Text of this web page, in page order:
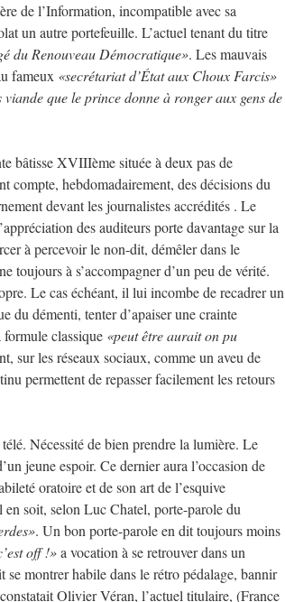
de l’Information, incompatible avec sa
un autre portefeuille. L’actuel tenant du titre
du Renouveau Démocratique». Les mauvais
fameux «secrétariat d’État aux Choux Farcis»
viande que le prince donne à ronger aux gens de
bâtisse XVIIIème située à deux pas de
compte, hebdomadairement, des décisions du
devant les journalistes accrédités . Le
des auditeurs porte davantage sur la
à percevoir le non-dit, démêler dans le
toujours à s’accompagner d’un peu de vérité.
Le cas échéant, il lui incombe de recadrer un
du démenti, tenter d’apaiser une crainte
classique «peut être aurait on pu
sur les réseaux sociaux, comme un aveu de
permettent de repasser facilement les retours
Nécessité de bien prendre la lumière. Le
jeune espoir. Ce dernier aura l’occasion de
oratoire et de son art de l’esquive
en soit, selon Luc Chatel, porte-parole du
. Un bon porte-parole en dit toujours moins
off !»a vocation à se retrouver dans un
montrer habile dans le rétro pédalage, bannir
Olivier Véran, l’actuel titulaire, (France